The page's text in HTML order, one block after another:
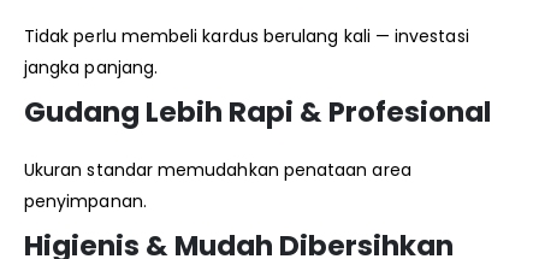
Tidak perlu membeli kardus berulang kali — investasi
jangka panjang.
Gudang Lebih Rapi & Profesional
Ukuran standar memudahkan penataan area
penyimpanan.
Higienis & Mudah Dibersihkan